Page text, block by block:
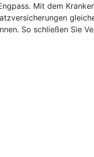
Mit dem
So schließen Sie